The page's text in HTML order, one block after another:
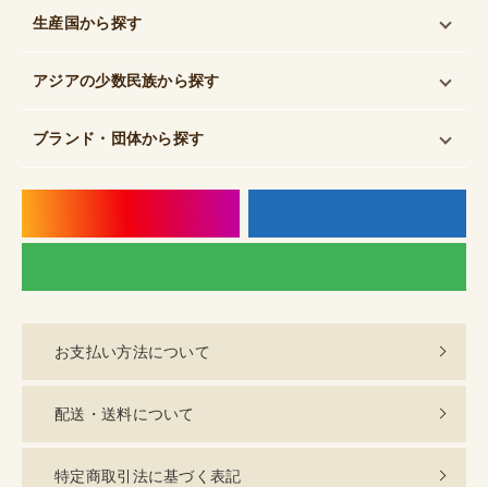
生産国から探す
アジアの少数民族から探す
ブランド・団体から探す
お支払い方法について
配送・送料について
特定商取引法に基づく表記